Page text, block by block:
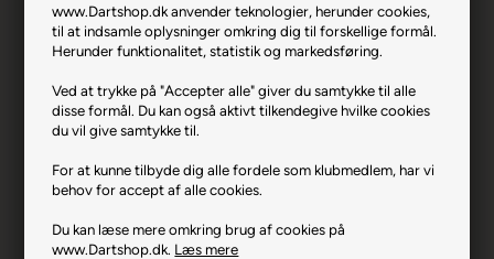
www.Dartshop.dk anvender teknologier, herunder cookies,
til at indsamle oplysninger omkring dig til forskellige formål.
Herunder funktionalitet, statistik og markedsføring.
Ved at trykke på "Accepter alle" giver du samtykke til alle
disse formål. Du kan også aktivt tilkendegive hvilke cookies
du vil give samtykke til.
For at kunne tilbyde dig alle fordele som klubmedlem, har vi
behov for accept af alle cookies.
Du kan læse mere omkring brug af cookies på
www.Dartshop.dk. Læs mere
Max Diameter mm
6,4
Stænger & Flights
K-Flex No. 6 (in-between)
Spidser
Swiss Point Storm Surge
26 mm
Swiss Point Storm 30 mm,
Producentadresse
Lovet Road, GB-CM195TB